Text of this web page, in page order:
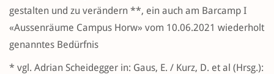
gestalten und zu verändern **, ein auch am Barcamp I
«Aussenräume Campus Horw» vom 10.06.2021 wiederholt
genanntes Bedürfnis
* vgl. Adrian Scheidegger in: Gaus, E. / Kurz, D. et al (Hrsg.):